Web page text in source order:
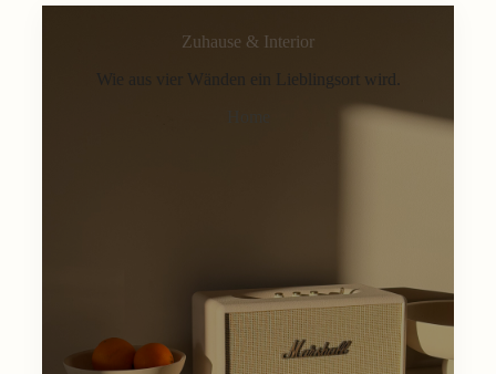
Zuhause & Interior
Wie aus vier Wänden ein Lieblingsort wird.